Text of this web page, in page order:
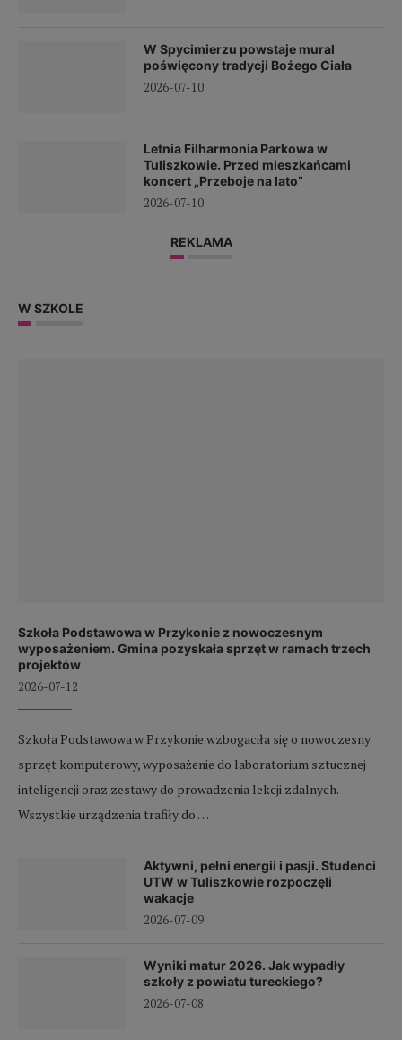
W Spycimierzu powstaje mural
poświęcony tradycji Bożego Ciała
2026-07-10
Letnia Filharmonia Parkowa w
Tuliszkowie. Przed mieszkańcami
koncert „Przeboje na lato”
2026-07-10
REKLAMA
W SZKOLE
Szkoła Podstawowa w Przykonie z nowoczesnym
wyposażeniem. Gmina pozyskała sprzęt w ramach trzech
projektów
2026-07-12
Szkoła Podstawowa w Przykonie wzbogaciła się o nowoczesny
sprzęt komputerowy, wyposażenie do laboratorium sztucznej
inteligencji oraz zestawy do prowadzenia lekcji zdalnych.
Wszystkie urządzenia trafiły do …
Aktywni, pełni energii i pasji. Studenci
UTW w Tuliszkowie rozpoczęli
wakacje
2026-07-09
Wyniki matur 2026. Jak wypadły
szkoły z powiatu tureckiego?
2026-07-08